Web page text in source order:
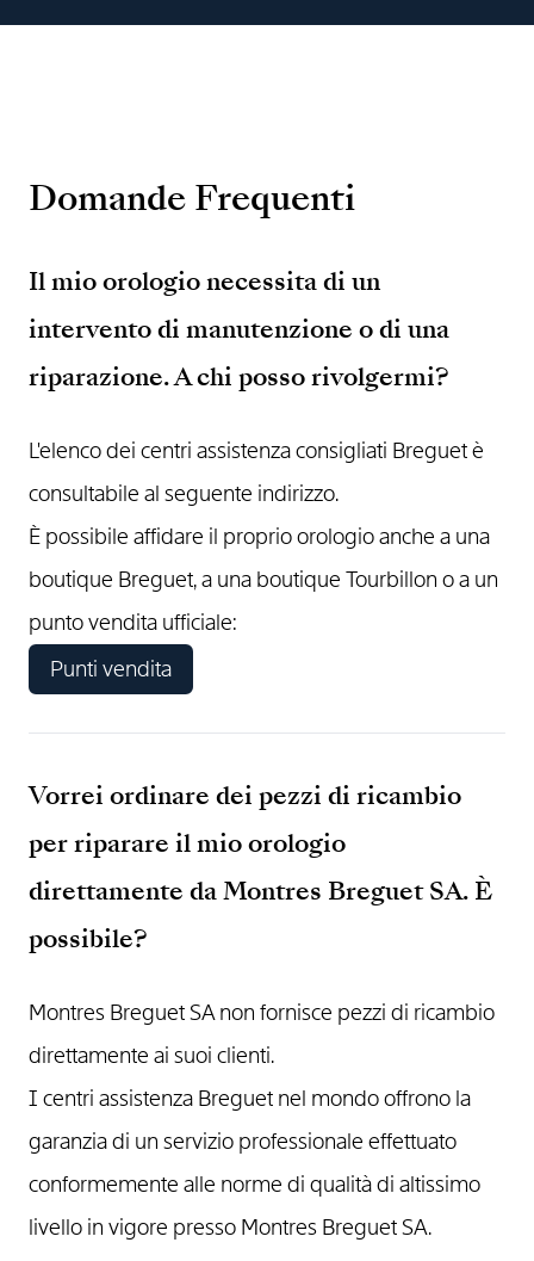
Domande Frequenti
Il mio orologio necessita di un
intervento di manutenzione o di una
riparazione. A chi posso rivolgermi?
L'elenco dei centri assistenza consigliati Breguet è
consultabile al seguente indirizzo.
È possibile affidare il proprio orologio anche a una
boutique Breguet, a una boutique Tourbillon o a un
punto vendita ufficiale:
Punti vendita
Vorrei ordinare dei pezzi di ricambio
per riparare il mio orologio
direttamente da Montres Breguet SA. È
possibile?
Montres Breguet SA non fornisce pezzi di ricambio
direttamente ai suoi clienti.
I centri assistenza Breguet nel mondo offrono la
garanzia di un servizio professionale effettuato
conformemente alle norme di qualità di altissimo
livello in vigore presso Montres Breguet SA.